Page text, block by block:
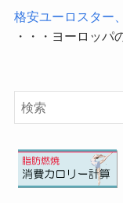
格安ユーロスター
・・・ヨーロッパ